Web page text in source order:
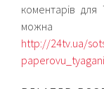
коментарів
можна
http://24tv.ua/